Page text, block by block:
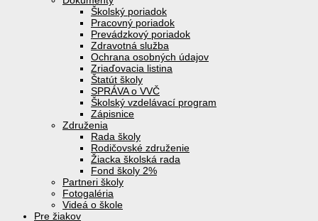
Školský poriadok
Pracovný poriadok
Prevádzkový poriadok
Zdravotná služba
Ochrana osobných údajov
Zriaďovacia listina
Štatút školy
SPRÁVA o VVČ
Školský vzdelávací program
Zápisnice
Združenia
Rada školy
Rodičovské združenie
Žiacka školská rada
Fond školy 2%
Partneri školy
Fotogaléria
Videá o škole
Pre žiakov